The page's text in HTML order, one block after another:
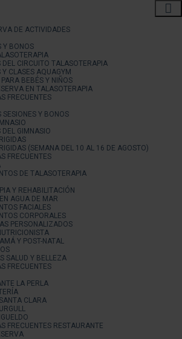
DE ACTIVIDADES
Y BONOS
DEL CIRCUITO TALASOTERAPIA
Y CLASES AQUAGYM
BEBÉS Y NIÑOS
EN TALASOTERAPIA
FRECUENTES
SESIONES Y BONOS
DEL GIMNASIO
(SEMANA DEL 10 AL 16 DE AGOSTO)
FRECUENTES
DE TALASOTERAPIA
Y REHABILITACIÓN
AGUA DE MAR
FACIALES
CORPORALES
PERSONALIZADOS
Y POST-NATAL
SALUD Y BELLEZA
FRECUENTES
LA PERLA
CLARA
FRECUENTES RESTAURANTE